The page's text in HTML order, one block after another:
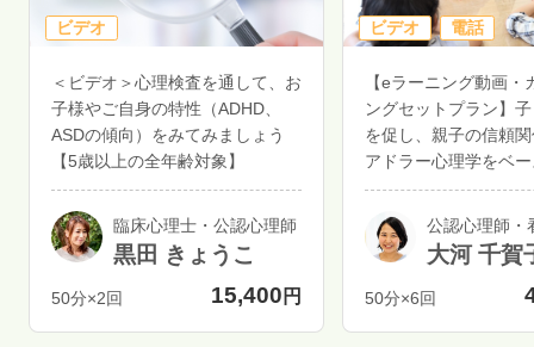
ビデオ
＜ビデオ＞心理検査を通して、お
子様やご自身の特性（ADHD、
ASDの傾向）をみてみましょう
【5歳以上の全年齢対象】
臨床心理士・公認心理師
黒田 きょうこ
50分×2回 15,400 円
ビデオ 電話
【eラーニング動画・
ングセットプラン】
を促し、親子の信頼
アドラー心理学をベ
育て講座
公認心理師・
大河 千賀
50分×6回